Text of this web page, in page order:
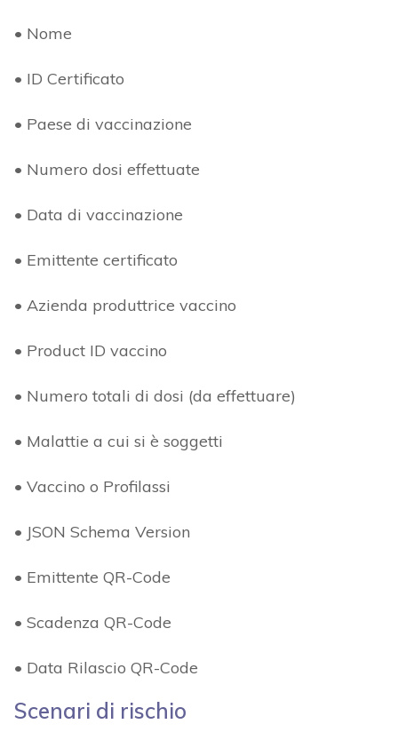
• Nome
• ID Certificato
• Paese di vaccinazione
• Numero dosi effettuate
• Data di vaccinazione
• Emittente certificato
• Azienda produttrice vaccino
• Product ID vaccino
• Numero totali di dosi (da effettuare)
• Malattie a cui si è soggetti
• Vaccino o Profilassi
• JSON Schema Version
• Emittente QR-Code
• Scadenza QR-Code
• Data Rilascio QR-Code
Scenari di rischio